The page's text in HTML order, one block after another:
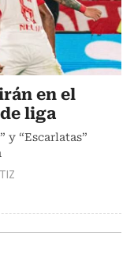
en el
liga
y “Escarlatas”